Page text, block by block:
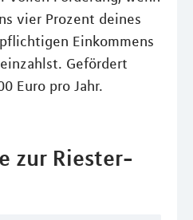
vier Prozent deines
Einkommens
Gefördert
Euro pro Jahr.
zur Riester-